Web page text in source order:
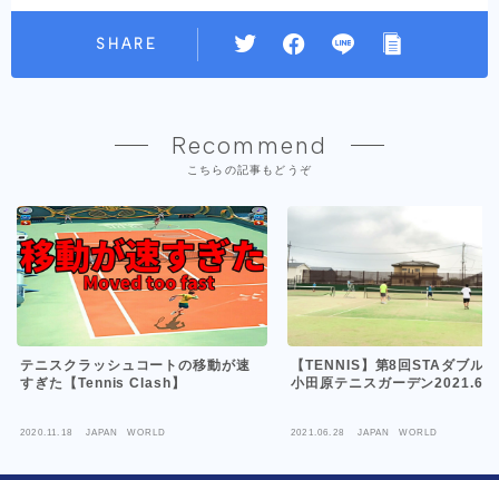
SHARE
Recommend
こちらの記事もどうぞ
テニスクラッシュコートの移動が速
すぎた【Tennis Clash】
2020.11.18 JAPAN WORLD
【TENNIS】第8回STAダブル
小田原テニスガーデン
2021.06.28 JAPAN WORLD